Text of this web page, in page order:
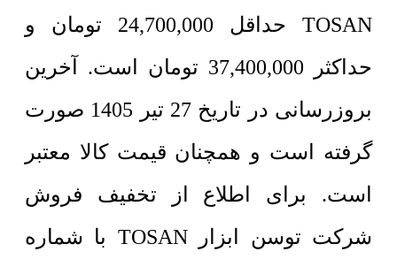
TOSAN حداقل
24,700,000 تومان و
حداکثر 37,400,000 تومان است. آخرین
بروزرسانی در تاریخ 27 تیر 1405 صورت
گرفته است و همچنان قیمت کالا معتبر
است. برای اطلاع از تخفیف فروش
شرکت توسن ابزار TOSAN با شماره